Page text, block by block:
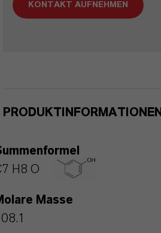
KONTAKT AUFNEHMEN
PRODUKTINFORMATIONEN
H8 O
Masse